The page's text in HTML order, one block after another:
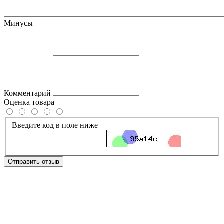
Минусы
Комментарий
Оценка товара
Введите код в поле ниже
Отправить отзыв